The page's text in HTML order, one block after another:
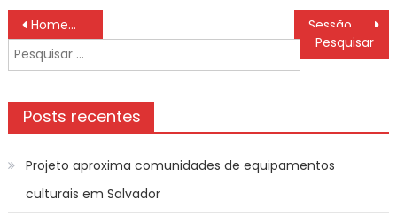
Navegação
de
Post
Homem agride babá, sequestra criança, mas é surpeendido
Pesquisar
por:
Posts recentes
Projeto aproxima comunidades de equipamentos
culturais em Salvador